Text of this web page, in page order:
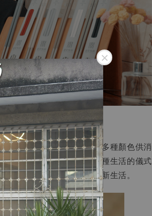
生活出發。
僅賦予筷子儀式感，提供多種顏色供消
不僅是一個品牌，更是一種生活的儀式
，體驗健康、環保的用餐新生活。